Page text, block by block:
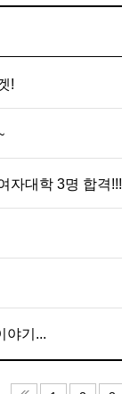
!
자대학 3명 합격!!!
야기...